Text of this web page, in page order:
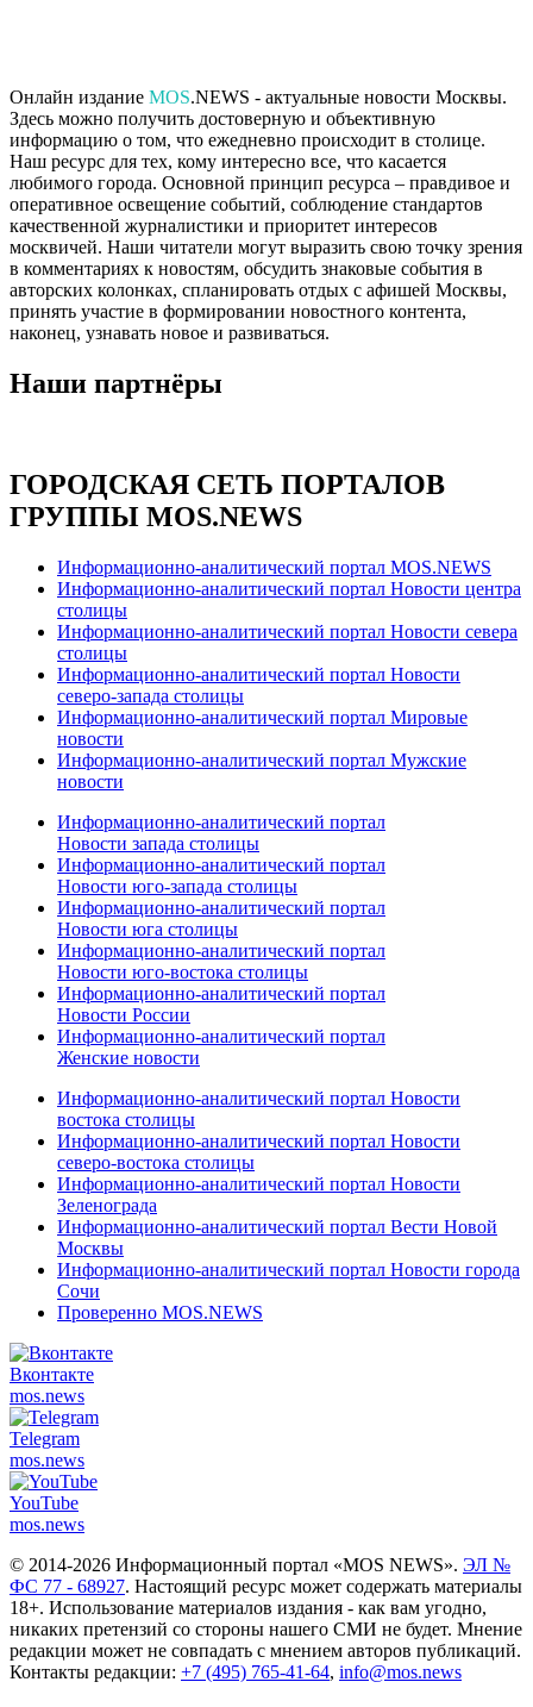
Онлайн издание MOS.NEWS - актуальные новости Москвы.
Здесь можно получить достоверную и объективную
информацию о том, что ежедневно происходит в столице.
Наш ресурс для тех, кому интересно все, что касается
любимого города. Основной принцип ресурса – правдивое и
оперативное освещение событий, соблюдение стандартов
качественной журналистики и приоритет интересов
москвичей. Наши читатели могут выразить свою точку зрения
в комментариях к новостям, обсудить знаковые события в
авторских колонках, спланировать отдых с афишей Москвы,
принять участие в формировании новостного контента,
наконец, узнавать новое и развиваться.
Наши партнёры
ГОРОДСКАЯ СЕТЬ ПОРТАЛОВ
ГРУППЫ MOS.NEWS
Информационно-аналитический портал MOS.NEWS
Информационно-аналитический портал Новости центра
столицы
Информационно-аналитический портал Новости севера
столицы
Информационно-аналитический портал Новости
северо-запада столицы
Информационно-аналитический портал Мировые
новости
Информационно-аналитический портал Мужские
новости
Информационно-аналитический портал
Новости запада столицы
Информационно-аналитический портал
Новости юго-запада столицы
Информационно-аналитический портал
Новости юга столицы
Информационно-аналитический портал
Новости юго-востока столицы
Информационно-аналитический портал
Новости России
Информационно-аналитический портал
Женские новости
Информационно-аналитический портал Новости
востока столицы
Информационно-аналитический портал Новости
северо-востока столицы
Информационно-аналитический портал Новости
Зеленограда
Информационно-аналитический портал Вести Новой
Москвы
Информационно-аналитический портал Новости города
Сочи
Проверенно MOS.NEWS
Вконтакте
mos.news
Telegram
mos.news
YouTube
mos.news
© 2014-2026 Информационный портал «MOS NEWS». ЭЛ №
ФС 77 - 68927. Настоящий ресурс может содержать материалы
18+. Использование материалов издания - как вам угодно,
никаких претензий со стороны нашего СМИ не будет. Мнение
редакции может не совпадать с мнением авторов публикаций.
Контакты редакции: +7 (495) 765-41-64, info@mos.news